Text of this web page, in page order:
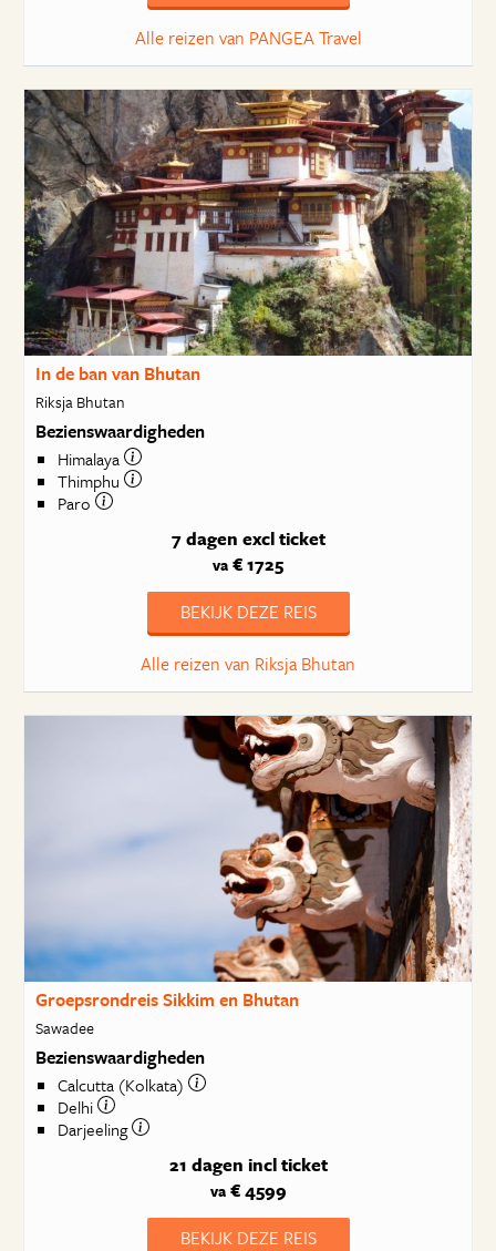
Alle reizen van PANGEA Travel
In de ban van Bhutan
Riksja Bhutan
Bezienswaardigheden
Himalaya
Thimphu
Paro
7 dagen excl ticket
va € 1725
BEKIJK DEZE REIS
Alle reizen van Riksja Bhutan
Groepsrondreis Sikkim en Bhutan
Sawadee
Bezienswaardigheden
Calcutta (Kolkata)
Delhi
Darjeeling
21 dagen incl ticket
va€ 4599
BEKIJK DEZE REIS